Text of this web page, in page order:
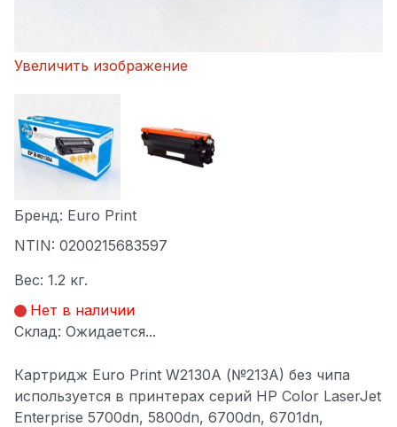
Увеличить изображение
Бренд: Euro Print
NTIN: 0200215683597
Вес: 1.2 кг.
Нет в наличии
Склад: Ожидается...
Картридж Euro Print W2130A (№213A) без чипа
используется в принтерах серий HP Color LaserJet
Enterprise 5700dn, 5800dn, 6700dn, 6701dn,